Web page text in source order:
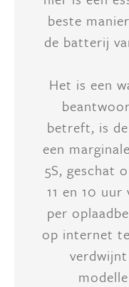
beste
de batterij
Het is een
betreft, is
een
5S, geschat
11 en 10
per
op internet